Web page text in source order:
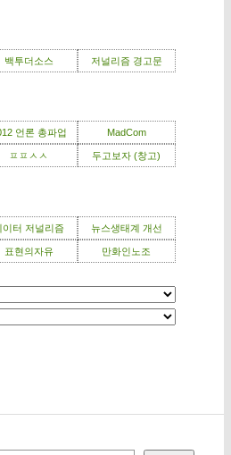
백투더소스 저널리즘 경고문
언론 총파업 MadCom
ㅍㅍㅅㅅ 두고보자 (창고)
이터 저널리즘 뉴스생태계 개선
표현의자유 만화인노조